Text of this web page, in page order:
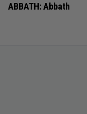
ABBATH: Abbath